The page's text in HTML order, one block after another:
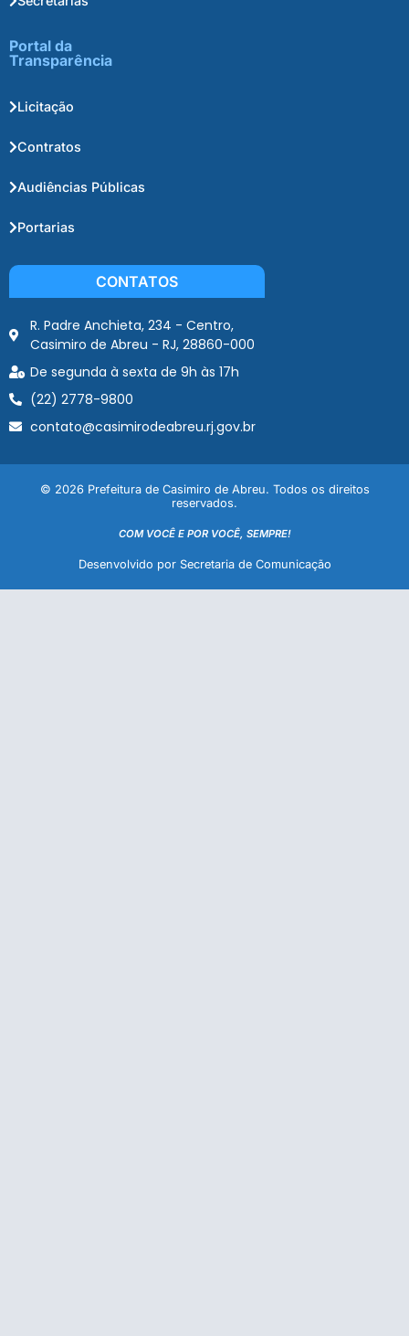
Portal da
Transparência
Licitação
Contratos
Audiências Públicas
Portarias
CONTATOS
R. Padre Anchieta, 234 - Centro,
Casimiro de Abreu - RJ, 28860-000
De segunda à sexta de 9h às 17h
(22) 2778-9800
contato@casimirodeabreu.rj.gov.br
© 2026 Prefeitura de Casimiro de Abreu. Todos os direitos
reservados.
COM VOCÊ E POR VOCÊ, SEMPRE!
Desenvolvido por Secretaria de Comunicação